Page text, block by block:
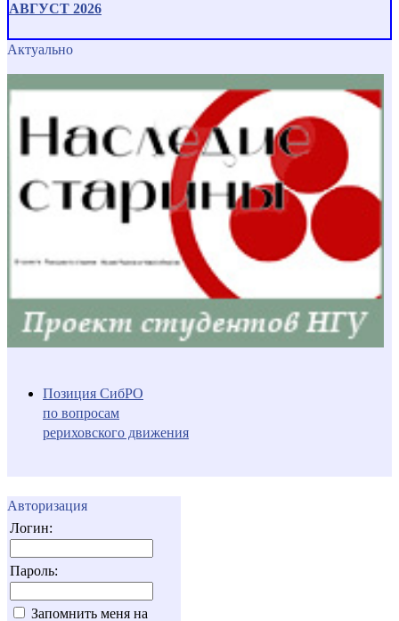
АВГУСТ 2026
Актуально
Позиция СибРО
по вопросам
рериховского движения
Авторизация
Логин:
Пароль:
Запомнить меня на